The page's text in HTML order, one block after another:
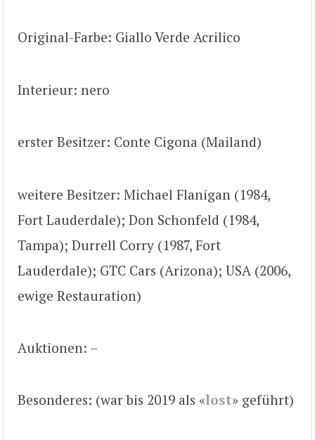
Original-Farbe: Giallo Verde Acrilico
Interieur: nero
erster Besitzer: Conte Cigona (Mailand)
weitere Besitzer: Michael Flanigan (1984,
Fort Lauderdale); Don Schonfeld (1984,
Tampa); Durrell Corry (1987, Fort
Lauderdale); GTC Cars (Arizona); USA (2006,
ewige Restauration)
Auktionen: –
Besonderes: (war bis 2019 als «lost» geführt)